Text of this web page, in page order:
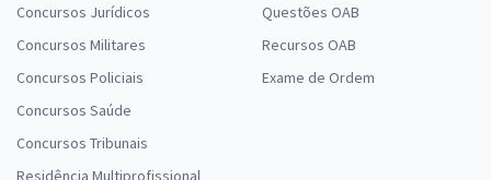
Concursos Jurídicos
Concursos Militares
Concursos Policiais
Concursos Saúde
Concursos Tribunais
Residência Multiprofissional
Questões OAB
Recursos OAB
Exame de Ordem